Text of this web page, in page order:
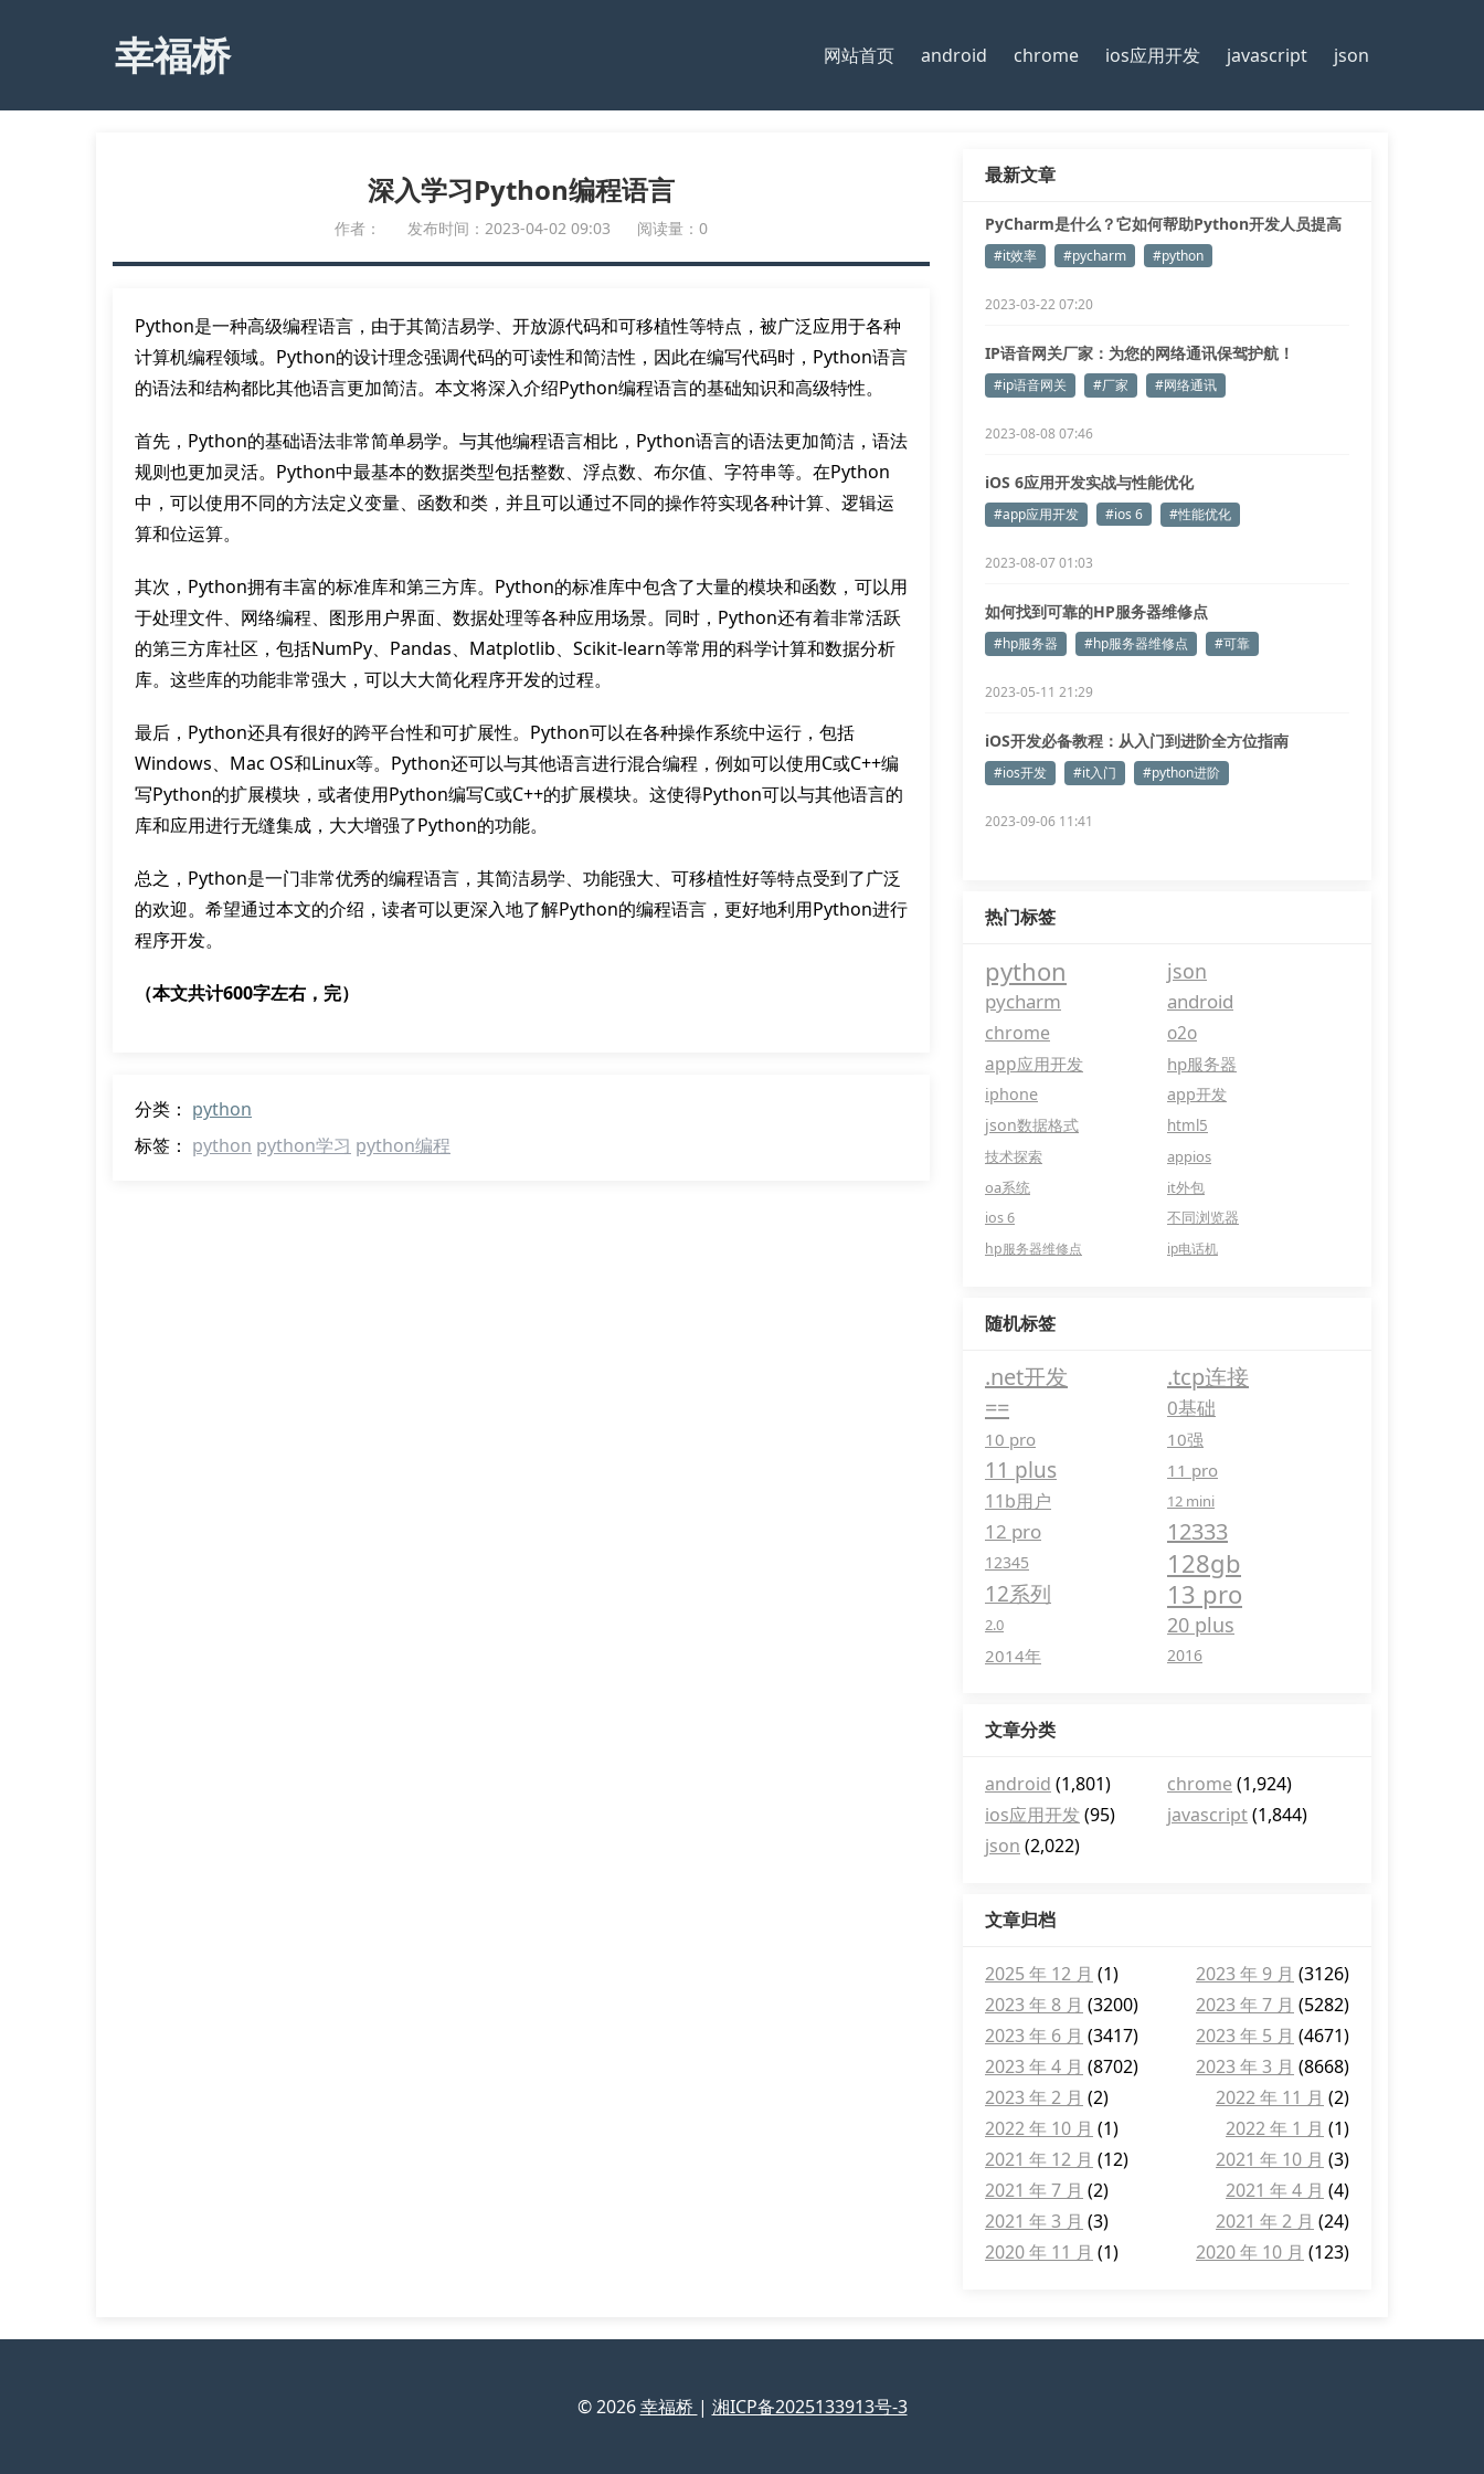
幸福桥 网站首页 android chrome ios应用开发 javascript json
深入学习Python编程语言
作者： 发布时间：2023-04-02 09:03 阅读量：0
Python是一种高级编程语言，由于其简洁易学、开放源代码和可移植性等特点，被广泛应用于各种
计算机编程领域。Python的设计理念强调代码的可读性和简洁性，因此在编写代码时，Python语言
的语法和结构都比其他语言更加简洁。本文将深入介绍Python编程语言的基础知识和高级特性。
首先，Python的基础语法非常简单易学。与其他编程语言相比，Python语言的语法更加简洁，语法
规则也更加灵活。Python中最基本的数据类型包括整数、浮点数、布尔值、字符串等。在Python
中，可以使用不同的方法定义变量、函数和类，并且可以通过不同的操作符实现各种计算、逻辑运
算和位运算。
其次，Python拥有丰富的标准库和第三方库。Python的标准库中包含了大量的模块和函数，可以用
于处理文件、网络编程、图形用户界面、数据处理等各种应用场景。同时，Python还有着非常活跃
的第三方库社区，包括NumPy、Pandas、Matplotlib、Scikit-learn等常用的科学计算和数据分析
库。这些库的功能非常强大，可以大大简化程序开发的过程。
最后，Python还具有很好的跨平台性和可扩展性。Python可以在各种操作系统中运行，包括
Windows、Mac OS和Linux等。Python还可以与其他语言进行混合编程，例如可以使用C或C++编
写Python的扩展模块，或者使用Python编写C或C++的扩展模块。这使得Python可以与其他语言的
库和应用进行无缝集成，大大增强了Python的功能。
总之，Python是一门非常优秀的编程语言，其简洁易学、功能强大、可移植性好等特点受到了广泛
的欢迎。希望通过本文的介绍，读者可以更深入地了解Python的编程语言，更好地利用Python进行
程序开发。
（本文共计600字左右，完）
分类： python
标签： python python学习 python编程
最新文章
PyCharm是什么？它如何帮助Python开发人员提高
工作效率？
#it效率 #pycharm #python
2023-03-22 07:20
IP语音网关厂家：为您的网络通讯保驾护航！
#ip语音网关 #厂家 #网络通讯
2023-08-08 07:46
iOS 6应用开发实战与性能优化
#app应用开发 #ios 6 #性能优化
2023-08-07 01:03
如何找到可靠的HP服务器维修点
#hp服务器 #hp服务器维修点 #可靠
2023-05-11 21:29
iOS开发必备教程：从入门到进阶全方位指南
#ios开发 #it入门 #python进阶
2023-09-06 11:41
热门标签
python json
pycharm android
chrome
o2o
app应用开发
hp服务器
iphone
app开发
json数据格式
html5
技术探索
appios
oa系统
it外包
ios 6
不同浏览器
hp服务器维修点
ip电话机
随机标签
.net开发
.tcp连接
==
0基础
10 pro 10强
11 plus 11 pro
11b用户 12 mini
12 pro 12333
12345 128gb
12系列 13 pro
2.0 20 plus
2014年 2016
文章分类
android (1,801) chrome (1,924)
ios应用开发 (95) javascript(1,844)
json (2,022)
文章归档
2025 年 12 月 (1) 2023 年 9 月 (3126)
2023 年 8 月 (3200) 2023 年 7 月 (5282)
2023 年 6 月 (3417) 2023 年 5 月 (4671)
2023 年 4 月 (8702) 2023 年 3 月 (8668)
2023 年 2 月 (2) 2022 年 11 月 (2)
2022 年 10 月 (1) 2022 年 1 月 (1)
2021 年 12 月 (12) 2021 年 10 月 (3)
2021 年 7 月 (2) 2021 年 4 月 (4)
2021 年 3 月 (3) 2021 年 2 月 (24)
2020 年 11 月 (1) 2020 年 10 月 (123)
© 2026幸福桥 | 湘ICP备2025133913号-3